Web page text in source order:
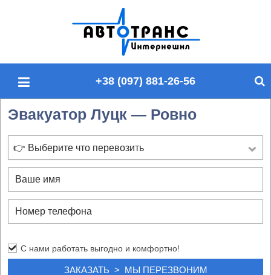
п
й
у
+38 (097) 881-26-56
Эвакуатор Луцк — Ровно
👉 Выберите что перевозить
С нами работать выгодно и комфортно!